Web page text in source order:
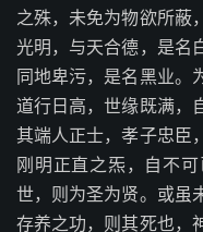
之殊，未免为物欲所蔽
光明，与天合德，是名
同地卑污，是名黑业。
道行日高，世缘既满，
其端人正士，孝子忠臣
刚明正直之炁，自不
世，则为圣为贤。或虽
存养之功，则其死也，